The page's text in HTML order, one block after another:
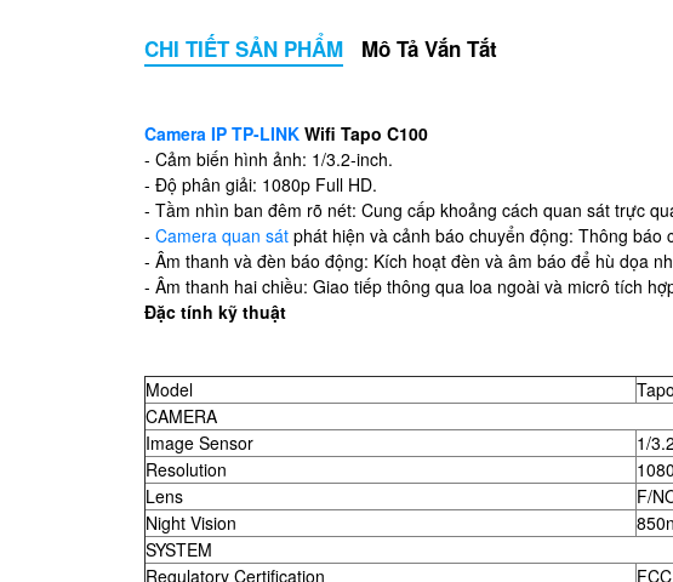
CHI TIẾT SẢN PHẨM Mô Tả Vắn Tắt
Camera IP TP-LINKWifi Tapo C100
- Cảm biến hình ảnh: 1/3.2-inch.
- Độ phân giải: 1080p Full HD.
- Tầm nhìn ban đêm rõ nét: Cung cấp khoảng cách quan sát trực
-Camera quan sát phát hiện và cảnh báo chuyển động: Thông
- Âm thanh và đèn báo động: Kích hoạt đèn và âm báo để hù dọa
- Âm thanh hai chiều: Giao tiếp thông qua loa ngoài và micrô tích
Đặc tính kỹ thuật
Model
CAMERA
Image Sensor
1/
Resolution
Lens
F/
Night Vision
SYSTEM
Regulatory Certification